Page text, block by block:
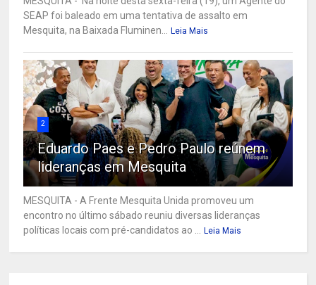
SEAP foi baleado em uma tentativa de assalto em
Mesquita, na Baixada Fluminen...
Leia Mais
2
Eduardo Paes e Pedro Paulo reúnem
lideranças em Mesquita
MESQUITA - A Frente Mesquita Unida promoveu um
encontro no último sábado reuniu diversas lideranças
políticas locais com pré-candidatos ao ...
Leia Mais